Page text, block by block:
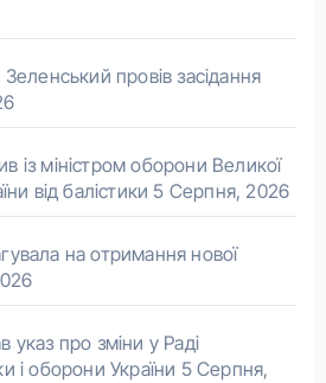
провів засідання
із міністром оборони Великої
від балістики 5 Серпня, 2026
на отримання нової
указ про зміни у Раді
і оборони України 5 Серпня,